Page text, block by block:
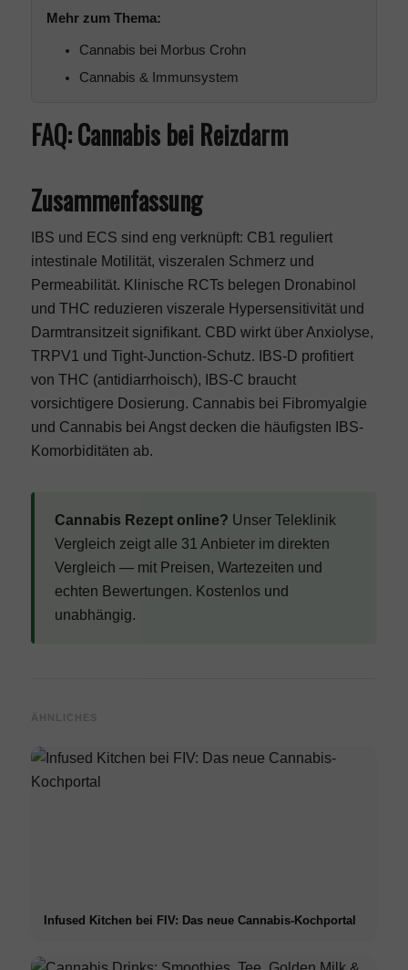
Mehr zum Thema:
Cannabis bei Morbus Crohn
Cannabis & Immunsystem
FAQ: Cannabis bei Reizdarm
Zusammenfassung
IBS und ECS sind eng verknüpft: CB1 reguliert
intestinale Motilität, viszeralen Schmerz und
Permeabilität. Klinische RCTs belegen Dronabinol
und THC reduzieren viszerale Hypersensitivität und
Darmtransitzeit signifikant. CBD wirkt über Anxiolyse,
TRPV1 und Tight-Junction-Schutz. IBS-D profitiert
von THC (antidiarrhoisch), IBS-C braucht
vorsichtigere Dosierung. Cannabis bei Fibromyalgie
und Cannabis bei Angstdecken die häufigsten IBS-
Komorbiditäten ab.
Cannabis Rezept online? Unser Teleklinik
Vergleich zeigt alle 31 Anbieter im direkten
Vergleich — mit Preisen, Wartezeiten und
echten Bewertungen. Kostenlos und
unabhängig.
ÄHNLICHES
Infused Kitchen bei FIV: Das neue Cannabis-Kochportal